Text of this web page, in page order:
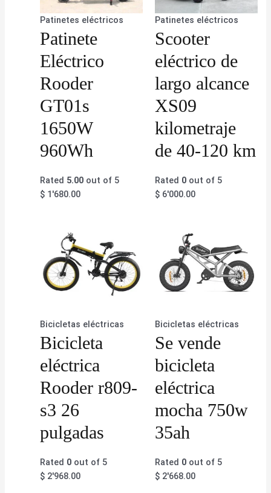
Patinetes eléctricos
Patinete
Eléctrico
Rooder
GT01s
1650W
960Wh
Rated 5.00 out of 5
$ 1'680.00
Patinetes eléctricos
Scooter
eléctrico de
largo alcance
XS09
kilometraje
de 40-120 km
Rated 0out of 5
$6'000.00
Bicicletas eléctricas
Bicicleta
eléctrica
Rooder r809-
s3 26
pulgadas
Rated 0 out of 5
$ 2'968.00
Bicicletas eléctricas
Se vende
bicicleta
eléctrica
mocha 750w
35ah
Rated 0out of 5
$2'668.00